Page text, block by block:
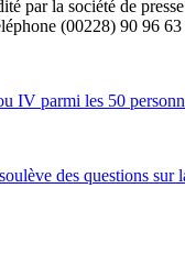
par la société de
(00228) 90 96
IV parmi les 50
des questions sur